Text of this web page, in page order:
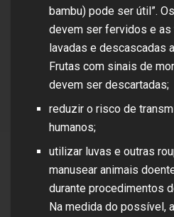
bambu) pode ser útil”.
devem ser fervidos e
lavadas e descascadas
Frutas com sinais de
devem ser descartadas;
reduzir o risco de
humanos;
utilizar luvas e outras
manusear animais
durante procedimentos
Na medida do possível,